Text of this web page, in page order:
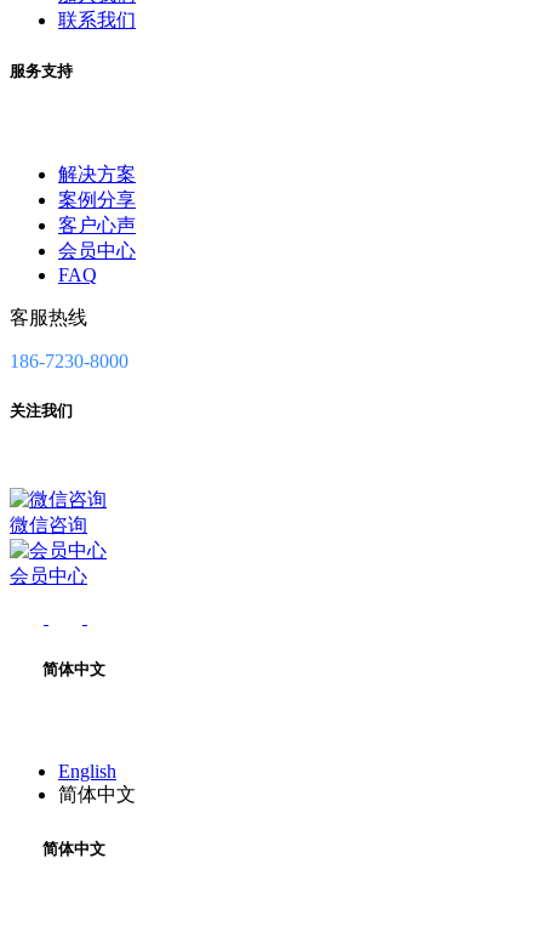
联系我们
服务支持
解决方案
案例分享
客户心声
会员中心
FAQ
客服热线
186-7230-8000
关注我们
微信咨询
会员中心
简体中文
English
简体中文
简体中文